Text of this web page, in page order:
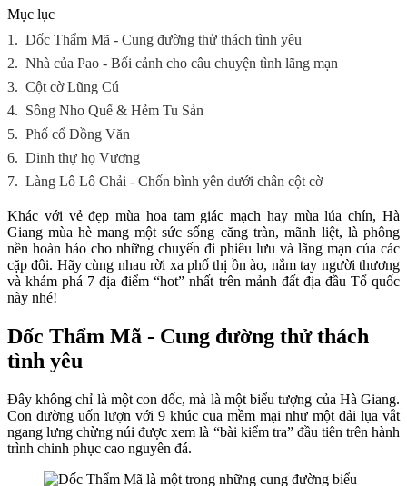
Mục lục
1. Dốc Thẩm Mã - Cung đường thử thách tình yêu
2. Nhà của Pao - Bối cảnh cho câu chuyện tình lãng mạn
3. Cột cờ Lũng Cú
4. Sông Nho Quế & Hẻm Tu Sản
5. Phố cổ Đồng Văn
6. Dinh thự họ Vương
7. Làng Lô Lô Chải - Chốn bình yên dưới chân cột cờ
Khác với vẻ đẹp mùa hoa tam giác mạch hay mùa lúa chín, Hà
Giang mùa hè mang một sức sống căng tràn, mãnh liệt, là phông
nền hoàn hảo cho những chuyến đi phiêu lưu và lãng mạn của các
cặp đôi. Hãy cùng nhau rời xa phố thị ồn ào, nắm tay người thương
và khám phá 7 địa điểm “hot” nhất trên mảnh đất địa đầu Tổ quốc
này nhé!
Dốc Thẩm Mã - Cung đường thử thách
tình yêu
Đây không chỉ là một con dốc, mà là một biểu tượng của Hà Giang.
Con đường uốn lượn với 9 khúc cua mềm mại như một dải lụa vắt
ngang lưng chừng núi được xem là “bài kiểm tra” đầu tiên trên hành
trình chinh phục cao nguyên đá.